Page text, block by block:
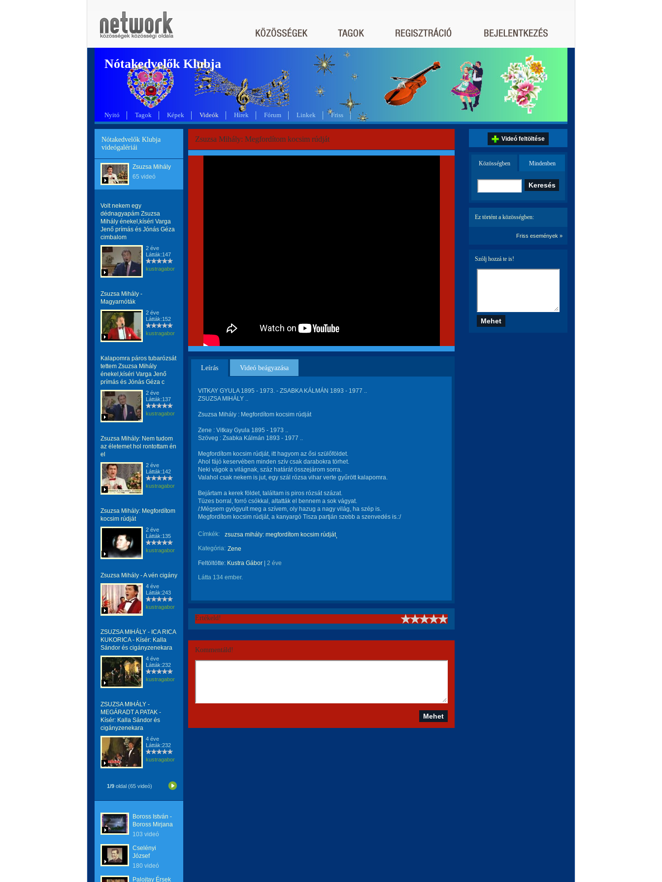
Nótakedvelők Klubja
Nyitó Tagok Képek Videók Hírek Fórum Linkek Friss
Nótakedvelők Klubja
videógalériái
Zsuzsa Mihály
65 videó
Volt nekem egy
dédnagyapám Zsuzsa
Mihály énekel,kíséri Varga
Jenő prímás és Jónás Géza
cimbalom
2 éve
Látták:147
kustragabor
Zsuzsa Mihály -
Magyarnóták
2 éve
Látták:152
kustragabor
Kalapomra páros tubarózsát
tettem Zsuzsa Mihály
énekel,kíséri Varga Jenő
prímás és Jónás Géza c
2 éve
Látták:137
kustragabor
Zsuzsa Mihály: Nem tudom
az életemet hol rontottam én
el
2 éve
Látták:142
kustragabor
Zsuzsa Mihály: Megfordítom
kocsim rúdját
2 éve
Látták:135
kustragabor
Zsuzsa Mihály - A vén cigány
4 éve
Látták:243
kustragabor
ZSUZSA MIHÁLY - ICA RICA
KUKORICA - Kísér: Kalla
Sándor és cigányzenekara
4 éve
Látták:232
kustragabor
ZSUZSA MIHÁLY -
MEGÁRADT A PATAK -
Kísér: Kalla Sándor és
cigányzenekara
4 éve
Látták:232
kustragabor
1/9 oldal (65 videó)
Boross István -
Boross Mirjana
103 videó
Cselényi
József
180 videó
Palojtay Érsek
Zsuzsa Mihály: Megfordítom kocsim rúdját
Leírás Videó beágyazása
VITKAY GYULA 1895 - 1973. - ZSABKA KÁLMÁN 1893 - 1977 ..
ZSUZSA MIHÁLY ..
Zsuzsa Mihály : Megfordítom kocsim rúdját
Zene : Vitkay Gyula 1895 - 1973 ..
Szöveg : Zsabka Kálmán 1893 - 1977 ..
Megfordítom kocsim rúdját, itt hagyom az ősi szülőföldet.
Ahol fájó keservében minden szív csak darabokra törhet.
Neki vágok a világnak, száz határát összejárom sorra.
Valahol csak nekem is jut, egy szál rózsa vihar verte gyűrött kalapomra.
Bejártam a kerek földet, találtam is piros rózsát százat.
Tüzes borral, forró csókkal, altatták el bennem a sok vágyat.
/:Mégsem gyógyult meg a szívem, oly hazug a nagy világ, ha szép is.
Megfordítom kocsim rúdját, a kanyargó Tisza partján szebb a szenvedés is.:/
Címkék:
zsuzsa mihály: megfordítom kocsim rúdját
Kategória: Zene
Feltöltötte: Kustra Gábor 2 éve
Látta 134 ember.
Értékeld!
Kommentáld!
Videó feltöltése
Közösségben Mindenben
Ez történt a közösségben:
Friss események »
Szólj hozzá te is!